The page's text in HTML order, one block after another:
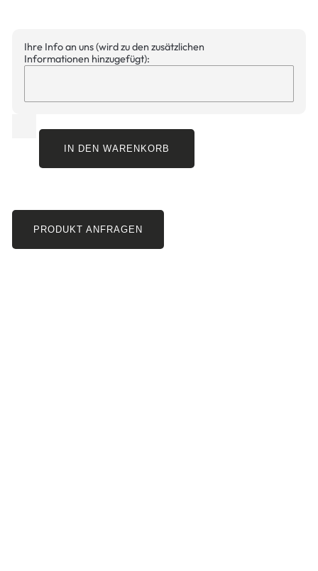
Ihre Info an uns (wird zu den zusätzlichen
Informationen hinzugefügt):
IN DEN WARENKORB
PRODUKT ANFRAGEN